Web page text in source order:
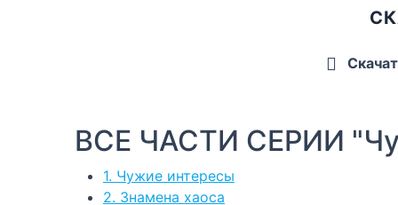
ВСЕ ЧАСТИ СЕРИИ
1. Чужие интересы
2. Знамена хаоса